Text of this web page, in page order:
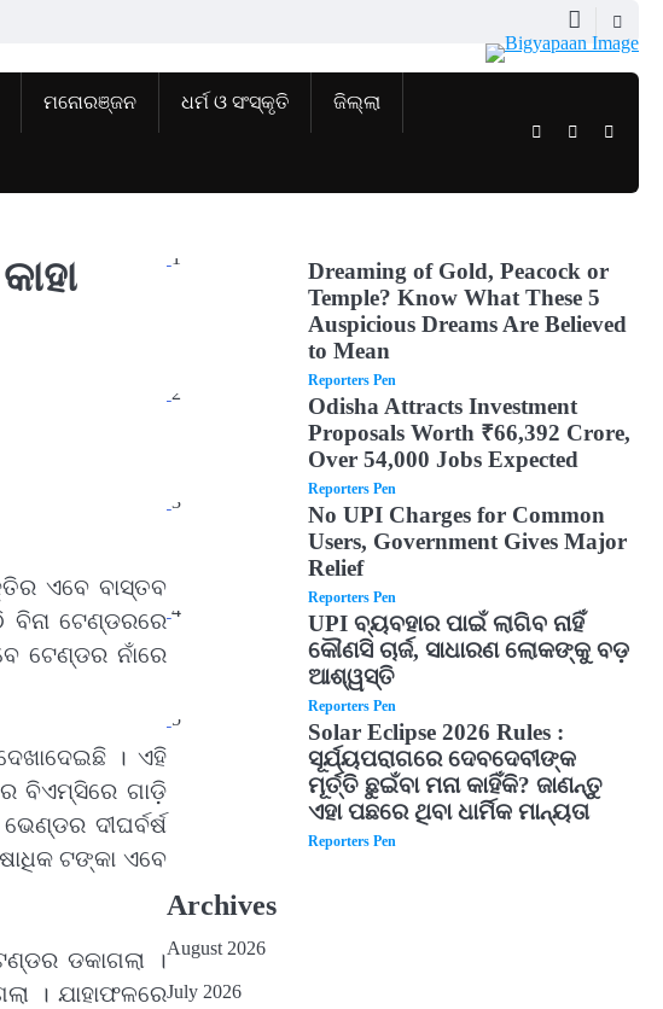
ମନୋରଞ୍ଜନ ଧର୍ମ ଓ ସଂସ୍କୃତି ଜିଲ୍ଲା
TwitterFacebook
ଏବେ ବାସ୍ତବ
ବିନା ଟେଣ୍ଡରରେ
ଟେଣ୍ଡର ନାଁରେ
। ଏହି
ବିଏମ୍‌ସିରେ ଗାଡ଼ି
ଦୀଘର୍ବର୍ଷ
ଟଙ୍କା ଏବେ
ଡକାଗଲା ।
। ଯାହାଫଳରେ
1
Dreaming of Gold, Peacock or
Temple? Know What These 5
Auspicious Dreams Are Believed
to Mean
Reporters Pen
2
Odisha Attracts Investment
Proposals Worth ₹66,392 Crore,
Over 54,000 Jobs Expected
Reporters Pen
3
No UPI Charges for Common
Users, Government Gives Major
Relief
Reporters Pen
4
UPI ବ୍ୟବହାର ପାଇଁ ଲାଗିବ ନାହିଁ
କୌଣସି ଚାର୍ଜ, ସାଧାରଣ ଲୋକଙ୍କୁ ବଡ଼
ଆଶ୍ୱସ୍ତି
Reporters Pen
5
Solar Eclipse 2026 Rules :
ସୂର୍ଯ୍ୟପରାଗରେ ଦେବଦେବୀଙ୍କ
ମୂର୍ତ୍ତି ଛୁଇଁବା ମନା କାହିଁକି? ଜାଣନ୍ତୁ
ଏହା ପଛରେ ଥିବା ଧାର୍ମିକ ମାନ୍ୟତା
Reporters Pen
Archives
August 2026
July 2026